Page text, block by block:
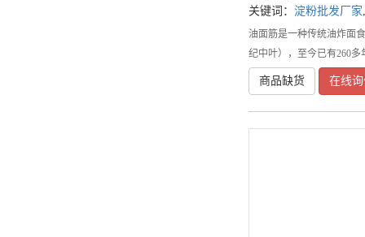
关键词： 淀粉批发厂家,
油面筋是一种传统油炸面
纪中叶），至今已有260
商品缺货 在线